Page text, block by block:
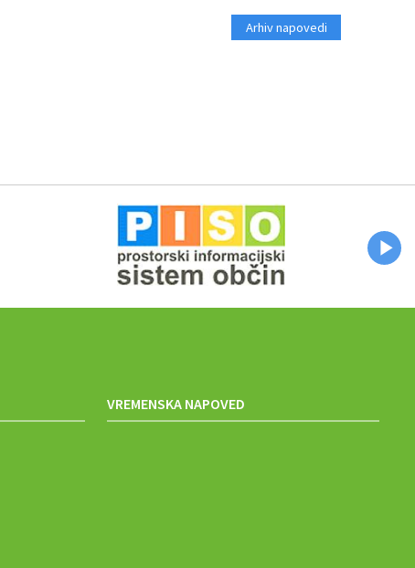
Arhiv napovedi
VREMENSKA NAPOVED